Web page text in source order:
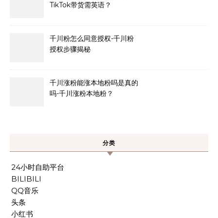
TikTok带货需英语？
千川粉怎么同意授权-千川粉
授权步骤揭秘
千川涨粉能涨本地粉吗是真的
吗-千川涨粉本地粉？
分类
24小时自助平台
BILIBILI
QQ音乐
头条
小红书